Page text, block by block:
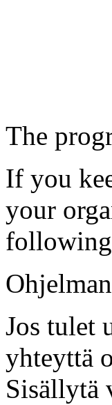
The
If you
your
Jos tulet
yhteyttä
Sisällytä